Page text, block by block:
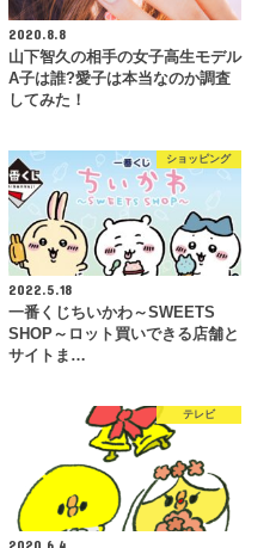
2020.8.8
山下智久の相手の女子高生モデル
A子は誰?愛子は本当なのか調査
してみた！
ショッピング
2022.5.18
一番くじちいかわ～SWEETS
SHOP～ロット買いできる店舗と
サイトま…
テレビ
2020.6.4